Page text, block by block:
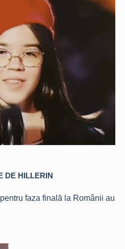
DE HILLERIN
faza finală la Românii au